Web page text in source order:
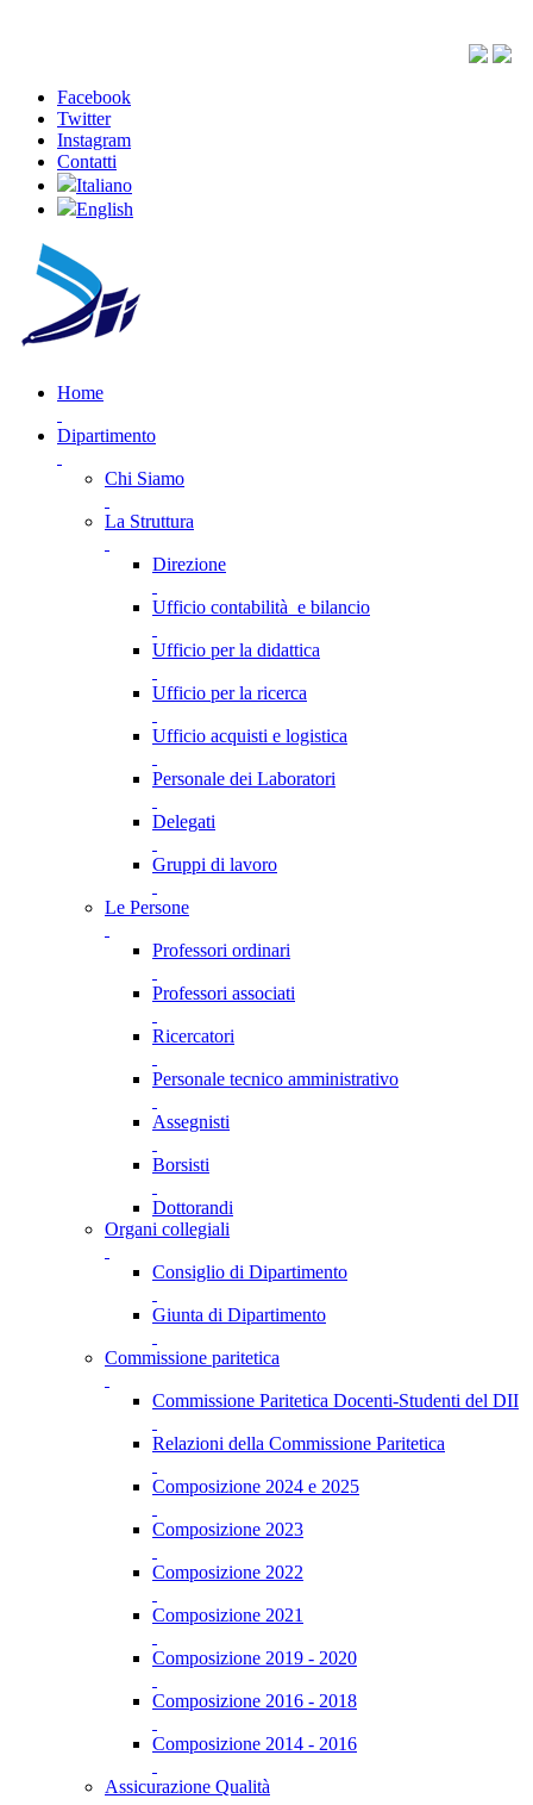
Facebook
Twitter
Instagram
Contatti
Italiano
English
Home
Dipartimento
Chi Siamo
La Struttura
Direzione
Ufficio contabilità e bilancio
Ufficio per la didattica
Ufficio per la ricerca
Ufficio acquisti e logistica
Personale dei Laboratori
Delegati
Gruppi di lavoro
Le Persone
Professori ordinari
Professori associati
Ricercatori
Personale tecnico amministrativo
Assegnisti
Borsisti
Dottorandi
Organi collegiali
Consiglio di Dipartimento
Giunta di Dipartimento
Commissione paritetica
Commissione Paritetica Docenti-Studenti del DII
Relazioni della Commissione Paritetica
Composizione 2024 e 2025
Composizione 2023
Composizione 2022
Composizione 2021
Composizione 2019 - 2020
Composizione 2016 - 2018
Composizione 2014 - 2016
Assicurazione Qualità